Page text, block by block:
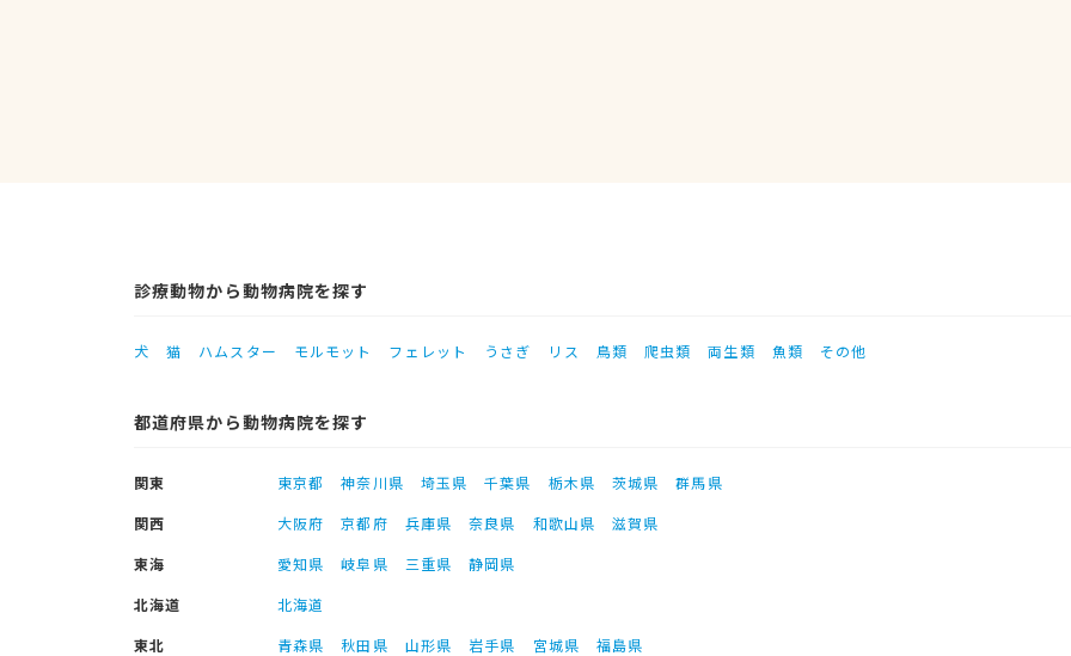
診療動物から動物病院を探す
犬 猫 ハムスター モルモット フェレット うさぎ リス 鳥類 爬虫類 両生類 魚類 その他
都道府県から動物病院を探す
関東 東京都 神奈川県 埼玉県 千葉県 栃木県 茨城県
群馬県
関西
大阪府 京都府 兵庫県 奈良県 和歌山県
滋賀県
東海
愛知県 岐阜県 三重県
静岡県
北海道
北海道
東北
青森県 秋田県 山形県 岩手県 宮城県
福島県